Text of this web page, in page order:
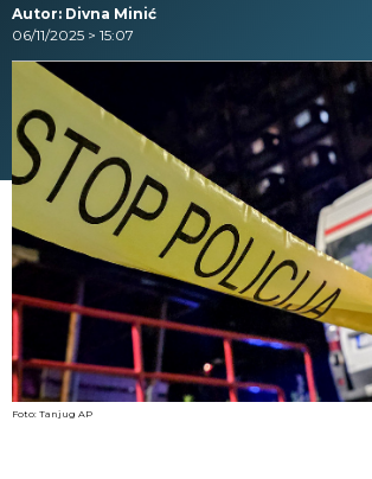
Autor: Divna Minić
06/11/2025 > 15:07
Foto: Tanjug AP